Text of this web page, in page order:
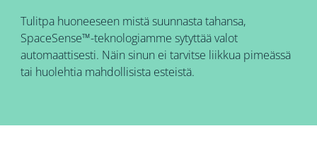
Tulitpa huoneeseen mistä suunnasta tahansa,
SpaceSense™-teknologiamme sytyttää valot
automaattisesti. Näin sinun ei tarvitse liikkua pimeässä
tai huolehtia mahdollisista esteistä.